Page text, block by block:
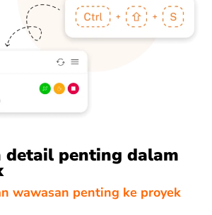
detail penting dalam
wawasan penting ke proyek